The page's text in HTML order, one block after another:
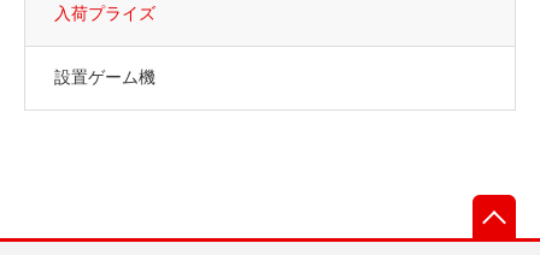
入荷プライズ
設置ゲーム機